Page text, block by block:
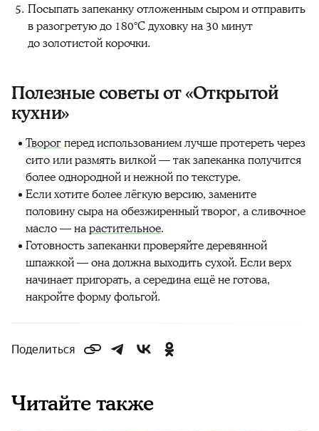
Посыпать запеканку отложенным сыром и отправить
в разогретую до 180°C духовку на 30 минут
до золотистой корочки.
Полезные советы от «Открытой
кухни»
Творогперед использованием лучше протереть через
сито или размять вилкой — так запеканка получится
более однородной и нежной по текстуре.
Если хотите более лёгкую версию, замените
половину сыра на обезжиренный творог, а сливочное
масло — нарастительное.
Готовность запеканки проверяйте деревянной
шпажкой — она должна выходить сухой. Если верх
начинает пригорать, а середина ещё не готова,
накройте форму фольгой.
Поделиться
Читайте также